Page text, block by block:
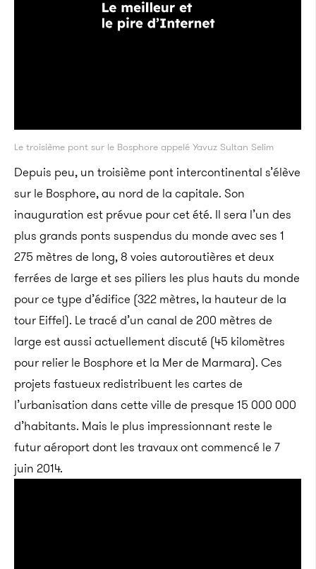
Le troisième pont sur le Bosphore appelé Yavuz Sultan Selim
Depuis peu, un troisième pont intercontinental s’élève
sur le Bosphore, au nord de la capitale. Son
inauguration est prévue pour cet été. Il sera l’un des
plus grands ponts suspendus du monde avec ses 1
275 mètres de long, 8 voies autoroutières et deux
ferrées de large et ses piliers les plus hauts du monde
pour ce type d’édifice (322 mètres, la hauteur de la
tour Eiffel). Le tracé d’un canal de 200 mètres de
large est aussi actuellement discuté (45 kilomètres
pour relier le Bosphore et la Mer de Marmara). Ces
projets fastueux redistribuent les cartes de
l’urbanisation dans cette ville de presque 15 000 000
d’habitants. Mais le plus impressionnant reste le
futur aéroport dont les travaux ont commencé le 7
juin 2014.